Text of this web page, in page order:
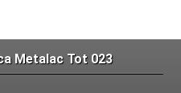
Metalac Tot 023